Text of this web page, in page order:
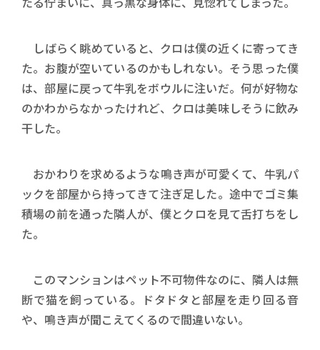
しばらく眺めていると、クロは僕の近くに寄ってき
た。お腹が空いているのかもしれない。そう思った僕
は、部屋に戻って牛乳をボウルに注いだ。何が好物な
のかわからなかったけれど、クロは美味しそうに飲み
干した。
おかわりを求めるような鳴き声が可愛くて、牛乳パ
ックを部屋から持ってきて注ぎ足した。途中でゴミ集
積場の前を通った隣人が、僕とクロを見て舌打ちをし
た。
このマンションはペット不可物件なのに、隣人は無
断で猫を飼っている。ドタドタと部屋を走り回る音
や、鳴き声が聞こえてくるので間違いない。